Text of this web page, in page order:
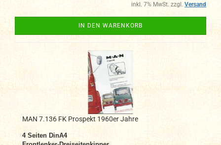
inkl. 7% MwSt. zzgl. Versand
IN DEN WARENKORB
MAN 7.136 FK Prospekt 1960er Jahre
4 Seiten DinA4